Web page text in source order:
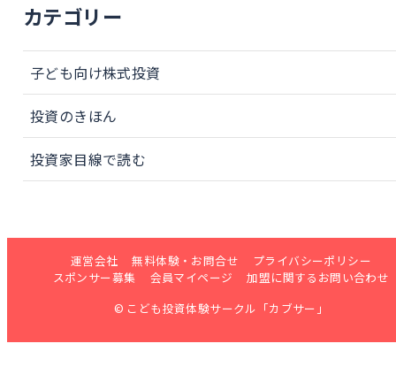
カテゴリー
子ども向け株式投資
投資のきほん
投資家目線で読む
運営会社 無料体験・お問合せ
プライバシーポリシー
スポンサー募集
会員マイページ
加盟に関するお問い合わせ
© こども投資体験サークル「カブサー」